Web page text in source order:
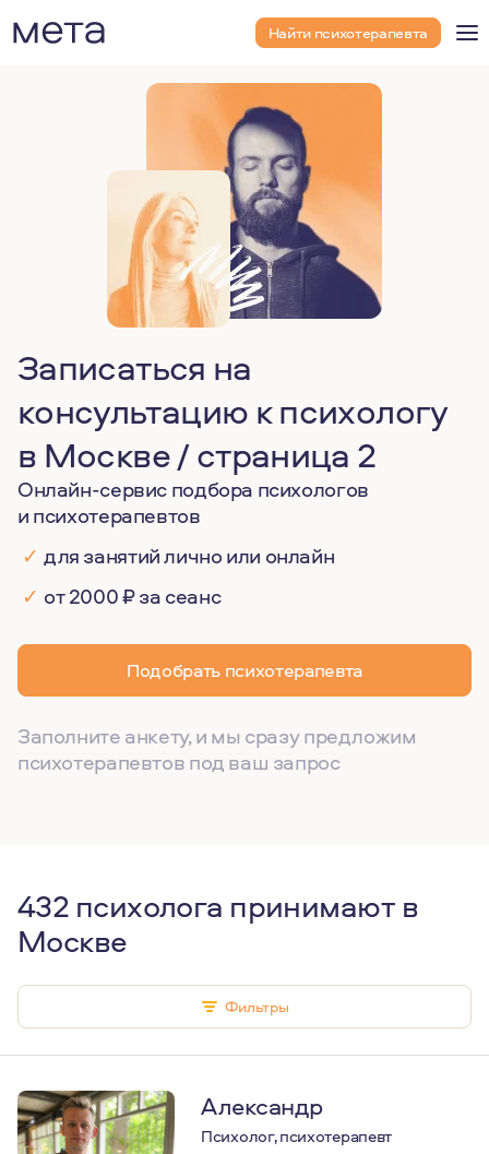
Найти психотерапевта
Записаться на
консультацию к психологу
в Москве / страница 2
Онлайн-сервис подбора психологов
и психотерапевтов
✓ для занятий лично или онлайн
✓ от 2000 ₽ за сеанс
Подобрать психотерапевта
Заполните анкету, и мы сразу предложим
психотерапевтов под ваш запрос
432 психолога принимают в
Москве
Фильтры
Александр
Психолог, психотерапевт